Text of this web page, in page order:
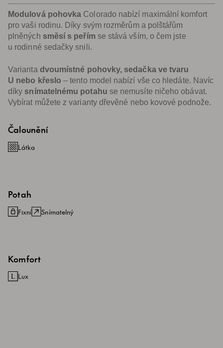
Modulová pohovka Colorado nabízí maximální komfort
pro vaši rodinu. Díky svým rozměrům a polštářům
plněných směsí s peřím se stává vším, o čem jste
u rodinné sedačky snili.
Varianta dvoumístné pohovky, sedačka ve tvaru
U nebo křeslo – tento model nabízí vše co hledáte. Navíc
díky snímatelnému potahu se nemusíte ničeho obávat.
Vybírat můžete z varianty dřevěné nebo kovové podnože.
Čalounění
Látka
Potah
Fixní Snímatelný
Komfort
Lux